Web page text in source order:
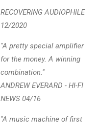
RECOVERING AUDIOPHILE
12/2020
"A pretty special amplifier
for the money. A winning
combination."
ANDREW EVERARD - HI-FI
NEWS 04/16
"A music machine of first